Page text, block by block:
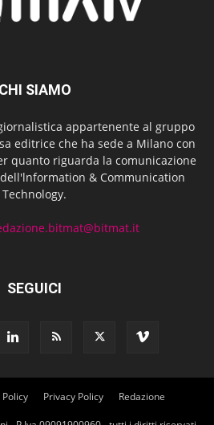
CHI SIAMO
appartenente al gruppo
editrice che ha sede a Milano con
quanto riguarda la comunicazione
& Communication
Technology.
SEGUICI
Privacy Policy Redazione